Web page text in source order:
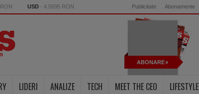
USD - 4.5595 RON Publicitate Abonamente
ABONARE
LIDERI ANALIZE TECH MEET THE CEO LIFESTYLE